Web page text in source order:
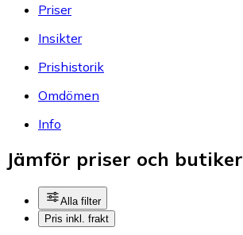
Priser
Insikter
Prishistorik
Omdömen
Info
Jämför priser och butiker
Alla filter
Pris inkl. frakt